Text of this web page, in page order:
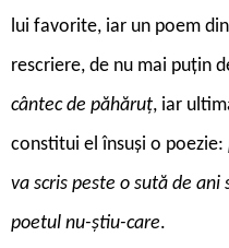
lui favorite, iar un poem
rescriere, de nu mai puțin
cântec de păhăruț, iar
constitui el însuși o poezie:
va scris peste o sută de
poetul nu-știu-care.